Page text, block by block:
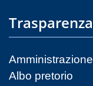
Trasparenza
Albo pretorio